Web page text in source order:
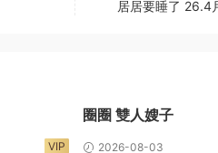
居居要睡了 26.4
VIP
圈圈 雙人嫂子
2026-08-03